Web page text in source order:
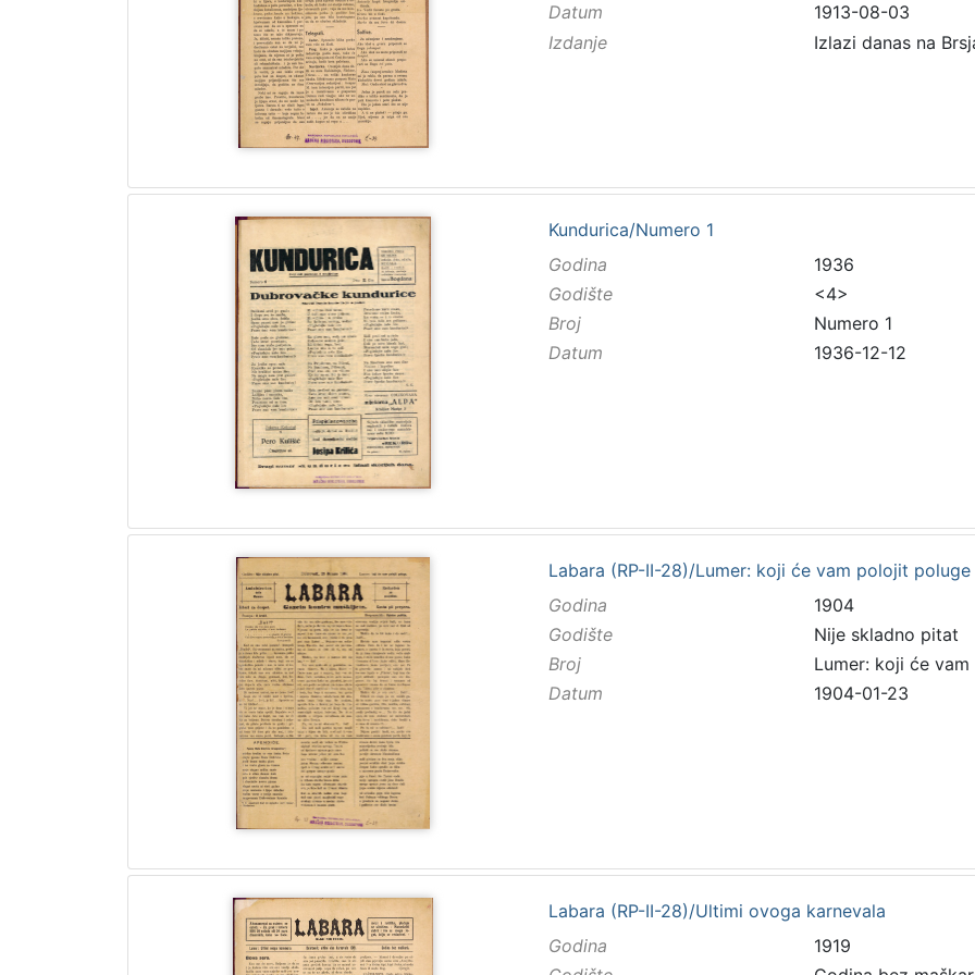
Datum
1913-08-03
Izdanje
Izlazi danas na
Kundurica/Numero 1
Godina
1936
Godište
<4>
Broj
Numero 1
Datum
1936-12-12
Labara (RP-II-28)/Lumer: koji će vam polojit poluge
Godina
1904
Godište
Nije skladno pitat
Broj
Lumer: koji će
Datum
1904-01-23
Labara (RP-II-28)/Ultimi ovoga karnevala
Godina
1919